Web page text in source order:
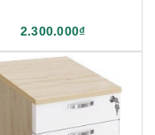
2.300.000₫